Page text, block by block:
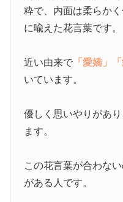
粋で、内面は柔らか
に喩えた花言葉です。
近い由来で 「愛嬌」
いています。
優しく思いやりがあ
ます。
この花言葉が合わな
がある人です。